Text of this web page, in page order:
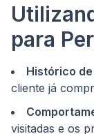
para
Histórico
cliente já
visitadas e os